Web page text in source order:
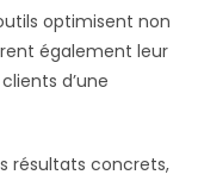
optimisent non
également leur
d’une
résultats concrets,